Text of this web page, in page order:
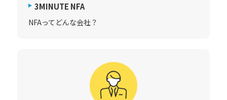
3MINUTE NFA
NFAってどんな会社？